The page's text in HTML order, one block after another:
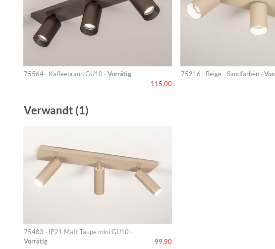
75564 · Kaffeebraun GU10 · Vorrätig
115,00
75216 · Beige - Sandfarben ·
Verwandt (1)
75483 · IP21 Matt Taupe mini GU10 ·
Vorrätig
99,90